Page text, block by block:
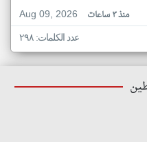
Aug 09, 2026
منذ ٣ ساعات
عدد الكلمات: ٢٩٨